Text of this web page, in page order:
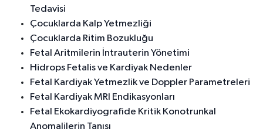
Tedavisi
Çocuklarda Kalp Yetmezliği
Çocuklarda Ritim Bozukluğu
Fetal Aritmilerin İntrauterin Yönetimi
Hidrops Fetalis ve Kardiyak Nedenler
Fetal Kardiyak Yetmezlik ve Doppler Parametreleri
Fetal Kardiyak MRI Endikasyonları
Fetal Ekokardiyografide Kritik Konotrunkal
Anomalilerin Tanısı